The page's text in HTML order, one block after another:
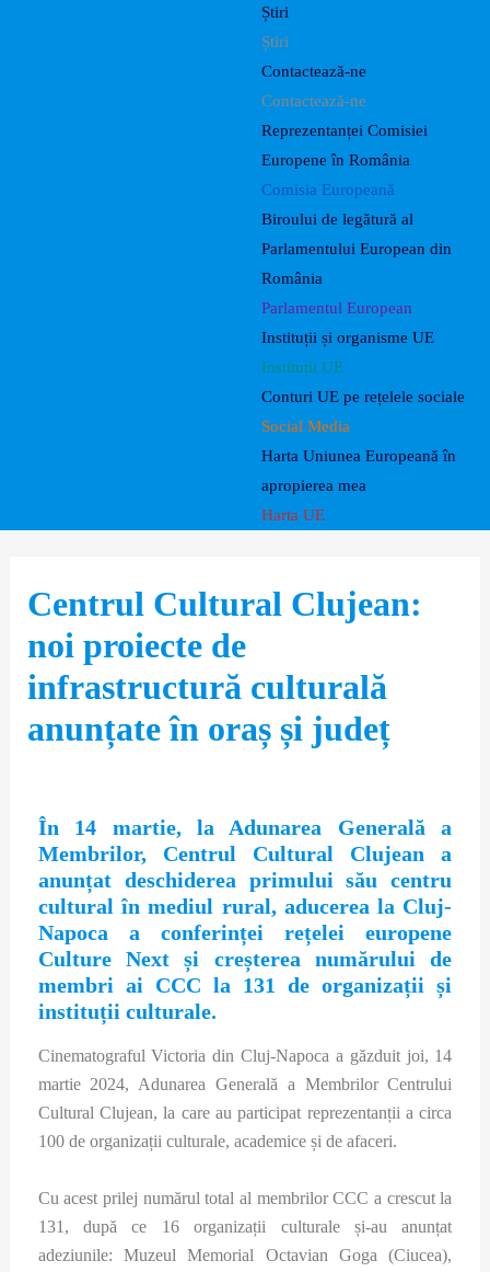
Știri
Știri
Contactează-ne
Contactează-ne
Reprezentanței Comisiei
Europene în România
Comisia Europeană
Biroului de legătură al
Parlamentului European din
România
Parlamentul European
Instituții și organisme UE
Instituții UE
Conturi UE pe rețelele sociale
Social Media
Harta Uniunea Europeană în
apropierea mea
Harta UE
Centrul Cultural Clujean:
noi proiecte de
infrastructură culturală
anunțate în oraș și județ
În 14 martie, la Adunarea Generală a
Membrilor, Centrul Cultural Clujean a
anunțat deschiderea primului său centru
cultural în mediul rural, aducerea la Cluj-
Napoca a conferinței rețelei europene
Culture Next și creșterea numărului de
membri ai CCC la 131 de organizații și
instituții culturale.
Cinematograful Victoria din Cluj-Napoca a găzduit joi, 14
martie 2024, Adunarea Generală a Membrilor Centrului
Cultural Clujean, la care au participat reprezentanții a circa
100 de organizații culturale, academice și de afaceri.
Cu acest prilej numărul total al membrilor CCC a crescut la
131, după ce 16 organizații culturale și-au anunțat
adeziunile: Muzeul Memorial Octavian Goga (Ciucea),